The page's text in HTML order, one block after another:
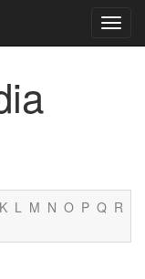
K L M N O P Q R